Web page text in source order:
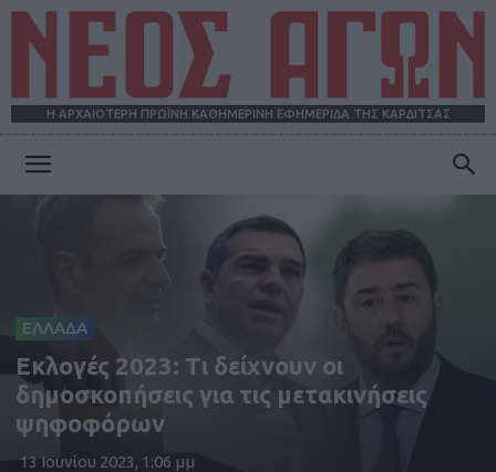
Η ΑΡΧΑΙΟΤΕΡΗ ΠΡΩΪΝΗ ΚΑΘΗΜΕΡΙΝΗ ΕΦΗΜΕΡΙΔΑ ΤΗΣ ΚΑΡΔΙΤΣΑΣ
ΑΓΩΝ
ΕΛΛΑΔΑ
Εκλογές 2023: Τι δείχνουν οι
δημοσκοπήσεις για τις μετακινήσεις
ψηφοφόρων
13 Ιουνίου 2023, 1:06 μμ